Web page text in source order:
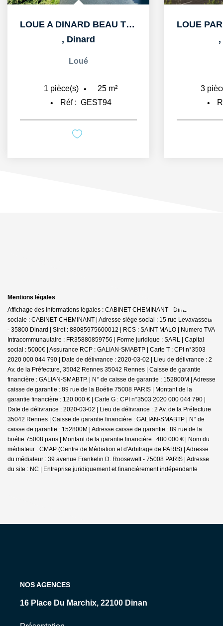
LOUE A DINARD BEAU T1bis DE 25m2 AU PORT BLANC
, Dinard
Loué
1 pièce(s) 25 m²
Réf : GEST94
,
3
Mentions légales
Affichage des informations légales : CABINET CHEMINANT - Dinard | Raison
sociale : CABINET CHEMINANT | Adresse siège social : 15 rue Levavasseur
- 35800 Dinard | Siret : 88085975600012 | RCS : SAINT MALO | Numero TVA
Intracommunautaire : FR35880859756 | Forme juridique : SARL | Capital
social : 5000€ | Assurance RCP : GALIAN-SMABTP | Carte T : CPI n°3503
2020 000 044 790 | Date de délivrance : 2020-03-02 | Lieu de délivrance : 2
Av. de la Préfecture, 35042 Rennes 35042 Rennes | Caisse de garantie
financière : GALIAN-SMABTP. | N° de caisse de garantie : 152800M | Adresse
caisse de garantie : 89 rue de la Boétie 75008 PARIS | Montant de la
garantie financière : 120 000 € | Carte G : CPI n°3503 2020 000 044 790 |
Date de délivrance : 2020-03-02 | Lieu de délivrance : 2 Av. de la Préfecture
35042 Rennes | Caisse de garantie financière : GALIAN-SMABTP | N° de
caisse de garantie : 152800M | Adresse caisse de garantie : 89 rue de la
boétie 75008 paris | Montant de la garantie financière : 480 000 € | Nom du
médiateur : CMAP (Centre de Médiation et d'Arbitrage de PARIS) | Adresse
du médiateur : 39 avenue Frankelin D. Roosewelt - 75008 PARIS | Adresse
du site : NC | Entreprise juridiquement et financièrement indépendante
NOS AGENCES
16 Place Du Marchix, 22100 Dinan